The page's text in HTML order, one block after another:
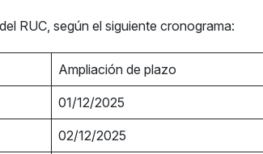
RUC, según el siguiente cronograma:
Ampliación de plazo
01/12/2025
02/12/2025